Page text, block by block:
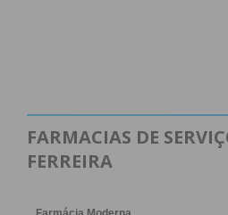
FARMACIAS DE
FERREIRA